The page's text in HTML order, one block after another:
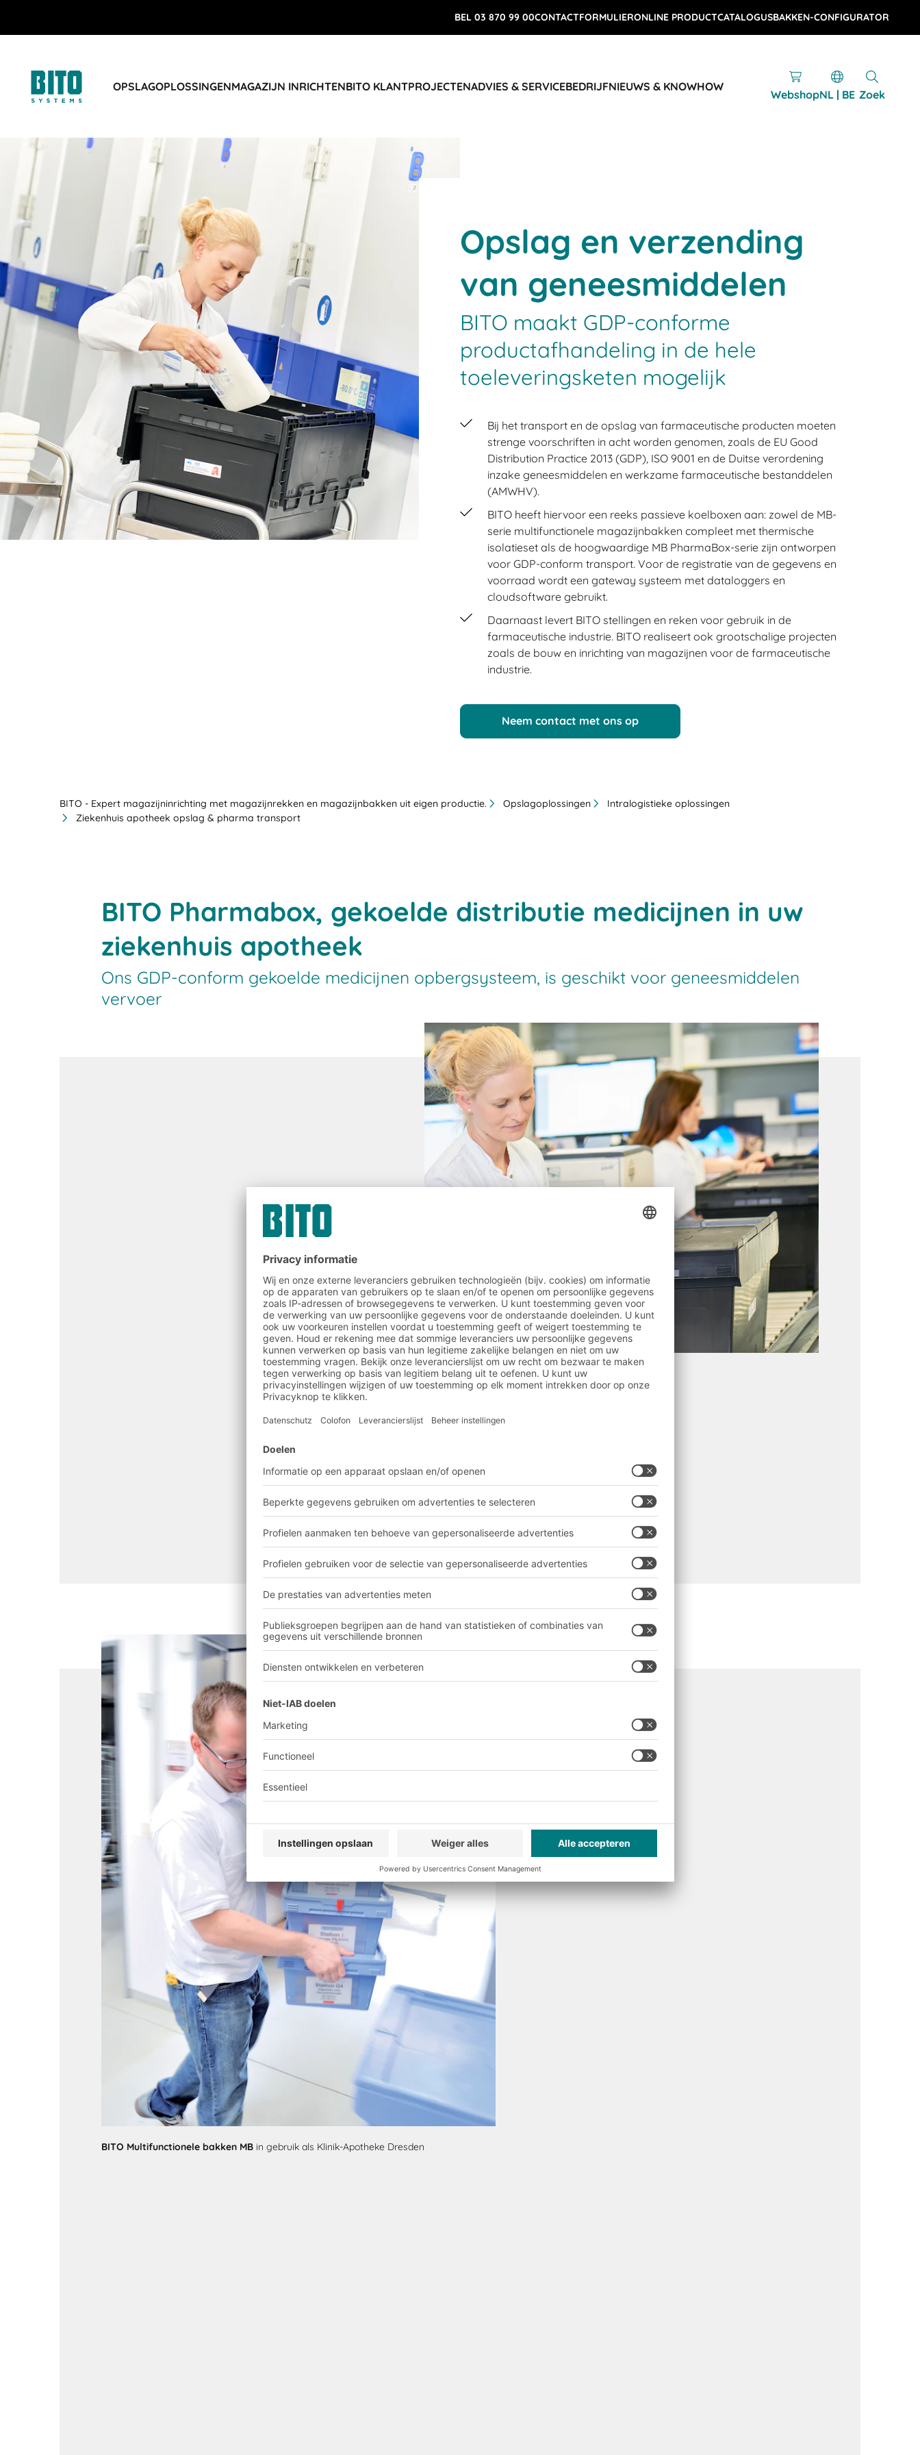
BEL 03 870 99 00CONTACTFORMULIERONLINE PRODUCTCATALOGUSBAKKEN-CONFIGURATOR
OPSLAGOPLOSSINGENMAGAZIJN INRICHTENBITO KLANTPROJECTENADVIES & SERVICEBEDRIJFNIEUWS & KNOWHOW
WebshopNL | BE Zoek
BIT O
Opslag en verzending
van geneesmiddelen
BITO maakt GDP-conforme
productafhandeling in de hele
toeleveringsketen mogelijk
Bij het transport en de opslag van farmaceutische producten moeten
strenge voorschriften in acht worden genomen, zoals de EU Good
Distribution Practice 2013 (GDP), ISO 9001 en de Duitse verordening
inzake geneesmiddelen en werkzame farmaceutische bestanddelen
(AMWHV).
BITO heeft hiervoor een reeks passieve koelboxen aan: zowel de MB-
serie multifunctionele magazijnbakken compleet met thermische
isolatieset als de hoogwaardige MB PharmaBox-serie zijn ontworpen
voor GDP-conform transport. Voor de registratie van de gegevens en
voorraad wordt een gateway systeem met dataloggers en
cloudsoftware gebruikt.
Daarnaast levert BITO stellingen en reken voor gebruik in de
farmaceutische industrie. BITO realiseert ook grootschalige projecten
zoals de bouw en inrichting van magazijnen voor de farmaceutische
industrie.
Neem contact met ons op
BITO - Expert magazijninrichting met magazijnrekken en magazijnbakken uit eigen productie. Opslagoplossingen
Intralogistieke oplossingen
Ziekenhuis apotheek opslag & pharma transport
BITO Pharmabox, gekoelde distributie medicijnen in uw
ziekenhuis apotheek
Ons GDP-conform gekoelde medicijnen opbergsysteem, is geschikt voor geneesmiddelen
vervoer
BITO Pharmaboxin de praktijk bij TU München
BITO Multifunctionele bakken MBin gebruik als Klinik-Apotheke Dresden